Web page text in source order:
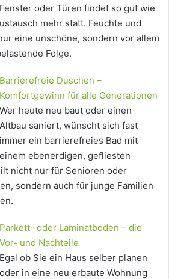
Fenster oder Türen findet so gut wie
mehr statt. Feuchte und
eine unschöne, sondern vor allem
Folge.
Barrierefreie Duschen –
Komfortgewinn für alle Generationen
Wer heute neu baut oder einen
Altbau saniert, wünscht sich fast
immer ein barrierefreies Bad mit
einem ebenerdigen, gefliesten
nicht nur für Senioren oder
sondern auch für junge Familien
Parkett- oder Laminatboden – die
Vor- und Nachteile
Egal ob Sie ein Haus selber planen
oder in eine neu erbaute Wohnung